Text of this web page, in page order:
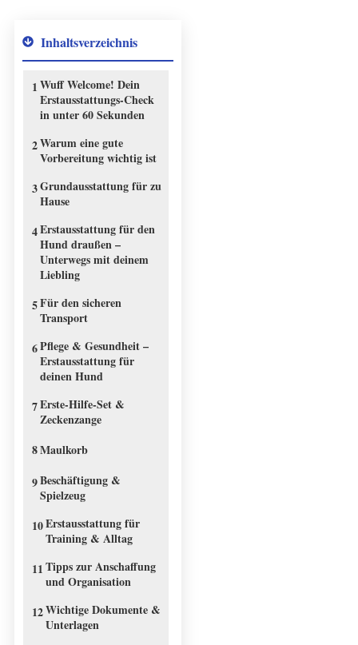
Inhaltsverzeichnis
1Wuff Welcome! Dein
Erstausstattungs-Check
in unter 60 Sekunden
2Warum eine gute
Vorbereitung wichtig ist
3Grundausstattung für zu
Hause
4Erstausstattung für den
Hund draußen –
Unterwegs mit deinem
Liebling
5Für den sicheren
Transport
6Pflege & Gesundheit –
Erstausstattung für
deinen Hund
7Erste-Hilfe-Set &
Zeckenzange
8Maulkorb
9Beschäftigung &
Spielzeug
10Erstausstattung für
Training & Alltag
11Tipps zur Anschaffung
und Organisation
12Wichtige Dokumente &
Unterlagen